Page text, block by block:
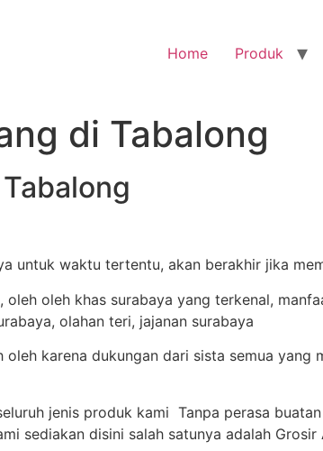
Home Produk
di Tabalong
untuk waktu tertentu, akan berakhir jika
karena dukungan dari sista semua
jenis produk kami Tanpa perasa
sediakan disini salah satunya adalah